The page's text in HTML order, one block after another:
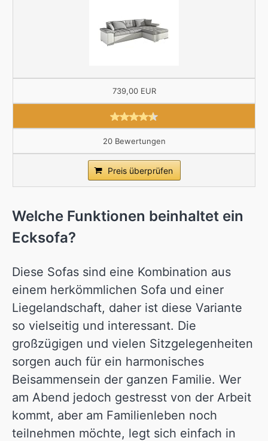
739,00 EUR
20 Bewertungen
Preis überprüfen
Welche Funktionen beinhaltet ein
Ecksofa?
Diese Sofas sind eine Kombination aus
einem herkömmlichen Sofa und einer
Liegelandschaft, daher ist diese Variante
so vielseitig und interessant. Die
großzügigen und vielen Sitzgelegenheiten
sorgen auch für ein harmonisches
Beisammensein der ganzen Familie. Wer
am Abend jedoch gestresst von der Arbeit
kommt, aber am Familienleben noch
teilnehmen möchte, legt sich einfach in